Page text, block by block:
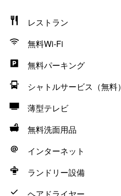
レストラン
無料Wi-Fi
無料パーキング
シャトルサービス（無料）
薄型テレビ
無料洗面用品
インターネット
ランドリー設備